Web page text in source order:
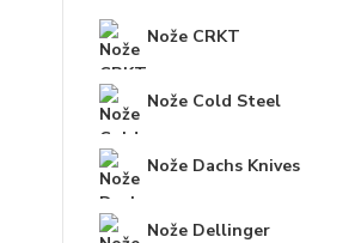
Nože CRKT
Nože Cold Steel
Nože Dachs Knives
Nože Dellinger